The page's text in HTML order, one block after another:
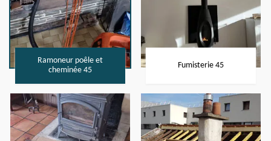
Ramoneur poêle et
cheminée 45
Fumisterie 45